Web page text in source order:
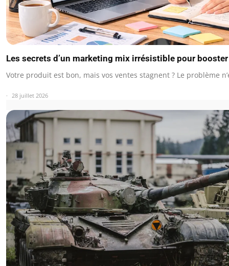
Les secrets d’un marketing mix irrésistible pour
Votre produit est bon, mais vos ventes stagnent ? Le problème
28 juillet 2026